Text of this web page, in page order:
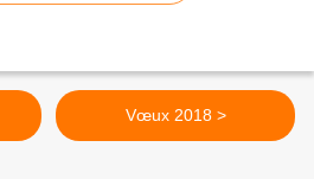
Vœux 2018 >